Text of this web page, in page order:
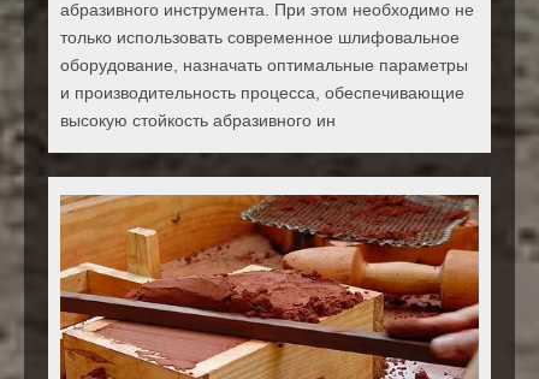
абразивного инструмента. При этом необходимо не
только использовать современное шлифовальное
оборудование, назначать оптимальные параметры
и производительность процесса, обеспечивающие
высокую стойкость абразивного ин